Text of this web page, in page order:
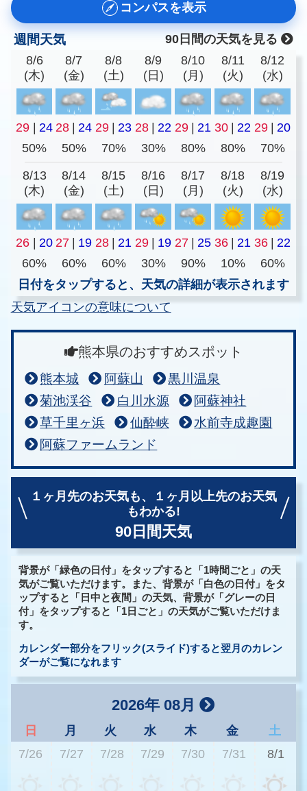
コンパスを表示
週間天気
90日間の天気を見る
8/6
(木)
8/7
(金)
8/8
(土)
8/9
(日)
8/10
(月)
8/11
(火)
8/12
(水)
29 24 28 24 29 23 28 22 29 21 30 22 29
20
50%
50% 70% 30% 80% 80% 70%
8/13
(木)
8/14
(金)
8/15
(土)
8/16
(日)
8/17
(月)
8/18
(火)
8/19
(水)
26 20 27 19 28 21 29 19 27 25 36 21 36
22
60%
60% 60% 30% 90% 10%
60%
日付をタップすると、天気の詳細が表示されます
天気アイコンの意味について
熊本県のおすすめスポット
熊本城 阿蘇山
黒川温泉
菊池渓谷
白川水源
阿蘇神社
草千里ヶ浜
仙酔峡
水前寺成趣園
阿蘇ファームランド
１ヶ月先のお天気も、
１ヶ月以上先のお天気
もわかる!
90日間天気
背景が「緑色の日付」をタップすると「1時間ごと」の天
気がご覧いただけます。また、背景が「白色の日付」をタ
ップすると「日中と夜間」の天気、背景が「グレーの日
付」をタップすると「1日ごと」の天気がご覧いただけま
す。
カレンダー部分をフリック(スライド)すると翌月のカレン
ダーがご覧になれます
2026年 08月
日 月 火 水 木 金
土
7/26
7/27 7/28 7/29 7/30 7/31 8/1